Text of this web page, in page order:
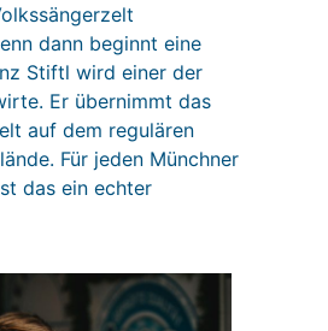
dann beginnt eine
Stiftl wird einer der
Er übernimmt das
auf dem regulären
Für jeden Münchner
das ein echter